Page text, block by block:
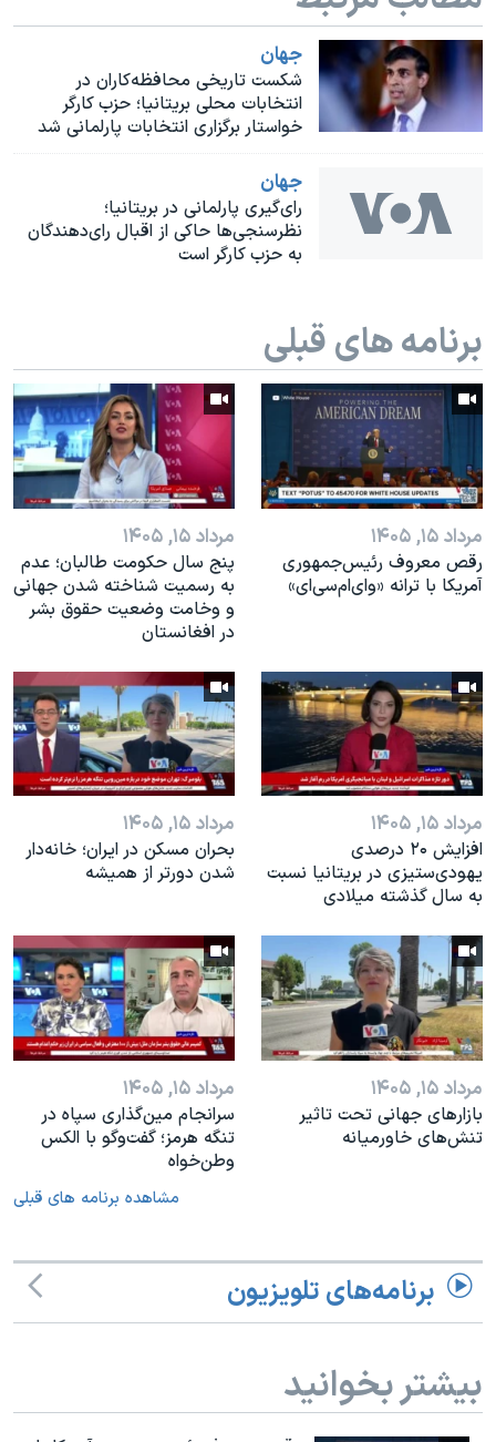
نرگس محمدی برنده جایزه نوبل صلح
همایش محافظه‌کاران آمریکا «سی‌پک»
صفحه‌های ویژه
جهان
شکست تاریخی محافظه‌کاران در
انتخابات محلی بریتانیا؛ حزب کارگر
خواستار برگزاری انتخابات پارلمانی شد
جهان
رای‌گیری پارلمانی در بریتانیا؛
نظرسنجی‌ها حاکی از اقبال رای‌دهندگان
به حزب کارگر است
برنامه های قبلی
مرداد ۱۵, ۱۴۰۵
رقص معروف رئیس‌جمهوری
آمریکا با ترانه «وای‌ام‌سی‌ای»
مرداد ۱۵, ۱۴۰۵
پنج سال حکومت طالبان؛ عدم
به رسمیت شناخته شدن جهانی
و وخامت وضعیت حقوق بشر
در افغانستان
مرداد ۱۵, ۱۴۰۵
افزایش ۲۰ درصدی
یهودی‌ستیزی در بریتانیا نسبت
به سال گذشته میلادی
مرداد ۱۵, ۱۴۰۵
بحران مسکن در ایران؛ خانه‌دار
شدن دورتر از همیشه
مرداد ۱۵, ۱۴۰۵
بازارهای جهانی تحت تاثیر
تنش‌های خاورمیانه
مرداد ۱۵, ۱۴۰۵
سرانجام مین‌گذاری‌ سپاه در
تنگه هرمز؛ گفت‌وگو با الکس
وطن‌خواه
مشاهده برنامه های قبلی
برنامه‌های تلویزیون
بیشتر بخوانید